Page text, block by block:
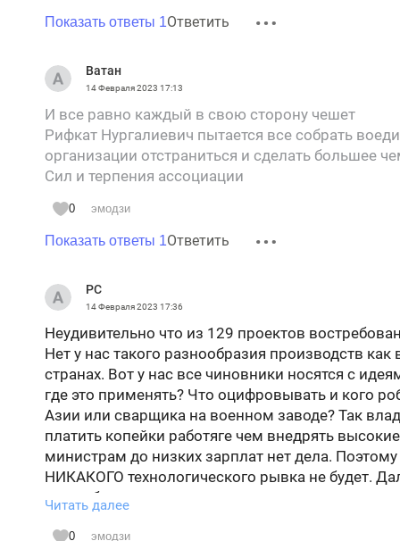
Показать ответы 1Ответить
Ватан
14 Февраля 2023 17:13
И все равно каждый в свою сторону чешет
Рифкат Нургалиевич пытается все собрать
организации отстраниться и сделать большее
Сил и терпения ассоциации
0 эмодзи
Показать ответы 1Ответить
РС
14 Февраля 2023 17:36
Неудивительно что из 129 проектов
Нет у нас такого разнообразия производств
странах. Вот у нас все чиновники носятся с
где это применять? Что оцифровывать и кого
Азии или сварщика на военном заводе? Так
платить копейки работяге чем внедрять
министрам до низких зарплат нет дела.
НИКАКОГО технологического рывка не будет.
под добычу и продажу ресурсов и носит
Читать далее
0 эмодзи